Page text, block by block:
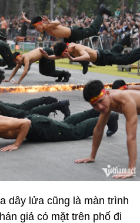
dây lửa cũng là màn trình
giả có mặt trên phố đi